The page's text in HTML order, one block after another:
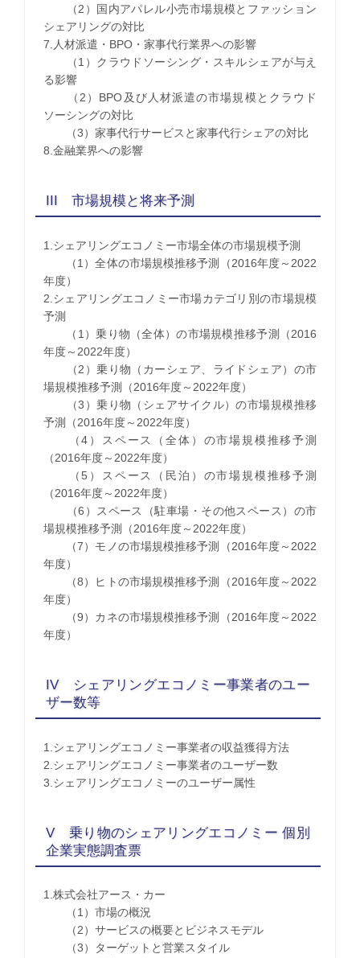
（2）国内アパレル小売市場規模とファッション
シェアリングの対比
7.人材派遣・BPO・家事代行業界への影響
（1）クラウドソーシング・スキルシェアが与え
る影響
（2）BPO及び人材派遣の市場規模とクラウド
ソーシングの対比
（3）家事代行サービスと家事代行シェアの対比
8.金融業界への影響
III 市場規模と将来予測
1.シェアリングエコノミー市場全体の市場規模予測
（1）全体の市場規模推移予測（2016年度～2022
年度）
2.シェアリングエコノミー市場カテゴリ別の市場規模
予測
（1）乗り物（全体）の市場規模推移予測（2016
年度～2022年度）
（2）乗り物（カーシェア、ライドシェア）の市
場規模推移予測（2016年度～2022年度）
（3）乗り物（シェアサイクル）の市場規模推移
予測（2016年度～2022年度）
（4）スペース（全体）の市場規模推移予測
（2016年度～2022年度）
（5）スペース（民泊）の市場規模推移予測
（2016年度～2022年度）
（6）スペース（駐車場・その他スペース）の市
場規模推移予測（2016年度～2022年度）
（7）モノの市場規模推移予測（2016年度～2022
年度）
（8）ヒトの市場規模推移予測（2016年度～2022
年度）
（9）カネの市場規模推移予測（2016年度～2022
年度）
IV シェアリングエコノミー事業者のユー
ザー数等
1.シェアリングエコノミー事業者の収益獲得方法
2.シェアリングエコノミー事業者のユーザー数
3.シェアリングエコノミーのユーザー属性
V 乗り物のシェアリングエコノミー 個別
企業実態調査票
1.株式会社アース・カー
（1）市場の概況
（2）サービスの概要とビジネスモデル
（3）ターゲットと営業スタイル